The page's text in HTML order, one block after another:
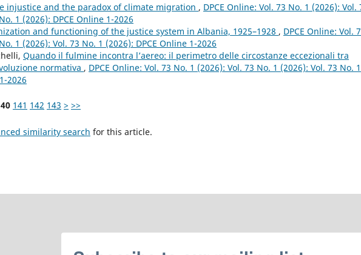
injustice and the paradox of climate migration , DPCE Online: Vol. 73 No. 1 (2026): Vol.
1 (2026): DPCE Online 1-2026
and functioning of the justice system in Albania, 1925–1928 , DPCE Online: Vol.
1 (2026): Vol. 73 No. 1 (2026): DPCE Online 1-2026
Quando il fulmine incontra l’aereo: il perimetro delle circostanze eccezionali tra
normativa , DPCE Online: Vol. 73 No. 1 (2026): Vol. 73 No. 1 (2026): Vol. 73 No. 1
2026
141 142 143 > >>
similarity search for this article.